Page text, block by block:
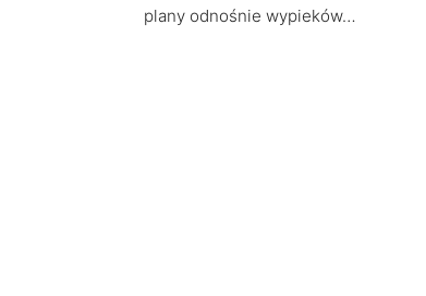
plany odnośnie wypieków…